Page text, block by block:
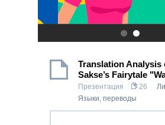
.
Translation Analysis
Sakse’s Fairytale
Презентация 26
Языки, переводы